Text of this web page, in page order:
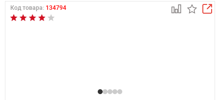
Код товара: 134794